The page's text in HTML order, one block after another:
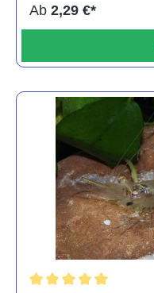
Ab 2,29 €*